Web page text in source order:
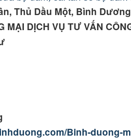
Thủ Dầu Một, Bình Dương
MẠI DỊCH VỤ TƯ VẤN
Binh-duong-